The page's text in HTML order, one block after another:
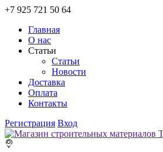
+7 925 721 50 64
Главная
О нас
Статьи
Статьи
Новости
Доставка
Оплата
Контакты
Регистрация Вход